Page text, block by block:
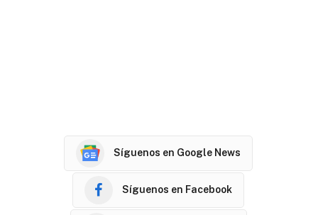
Síguenos en Google News
Síguenos en Facebook